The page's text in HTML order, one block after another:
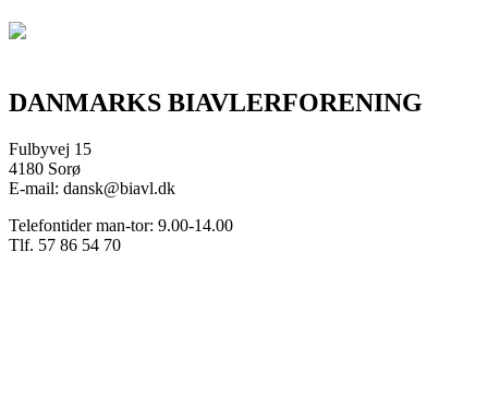
DANMARKS BIAVLERFORENING
Fulbyvej 15
4180 Sorø
E-mail: dansk@biavl.dk
Telefontider man-tor: 9.00-14.00
Tlf. 57 86 54 70